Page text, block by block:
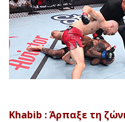
Khabib : Άρπαξε τη